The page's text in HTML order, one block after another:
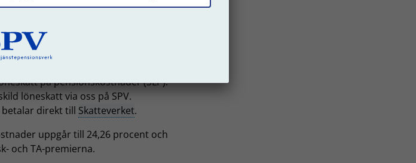
pensionskostnader
på pensionskostnader (SLP).
löneskatt via oss på SPV.
direkt till Skatteverket.
uppgår till 24,26 procent och
och TA-premierna.